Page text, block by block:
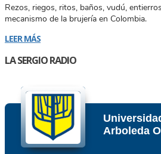
Rezos, riegos, ritos, baños, vudú,
mecanismo de la brujería en Colombia.
LEER MÁS
LA SERGIO RADIO